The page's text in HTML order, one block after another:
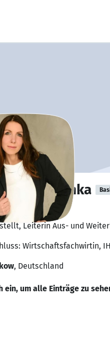
Hannuschka
Projekte. 🔎
Leiterin Aus- und
Wirtschaftsfachwirtin,
, Deutschland
ein, um alle Einträge zu